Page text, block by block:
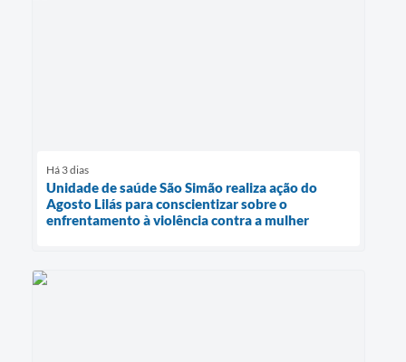
Há 3 dias
Unidade de saúde São Simão realiza ação do
Agosto Lilás para conscientizar sobre o
enfrentamento à violência contra a mulher